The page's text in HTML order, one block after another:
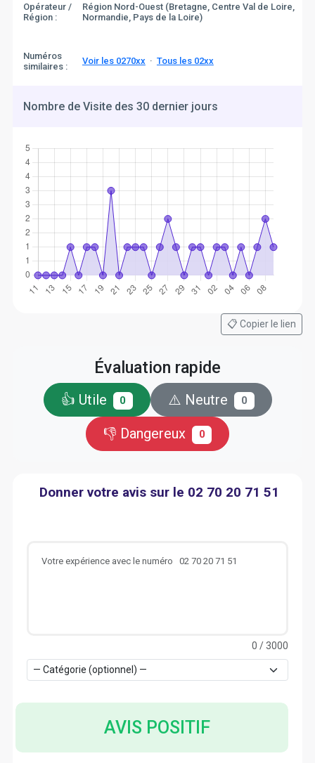
Opérateur /
Région :
Région Nord-Ouest (Bretagne, Centre Val de Loire,
Normandie, Pays de la Loire)
Numéros
similaires :
Voir les 0270xx· Tous les 02xx
Nombre de Visite des 30 dernier jours
📋 Copier le lien
Évaluation rapide
👍 Utile 0 ⚠️ Neutre 0
👎 Dangereux 0
Donner votre avis sur le 02 70 20 71 51
0 / 3000
AVIS POSITIF